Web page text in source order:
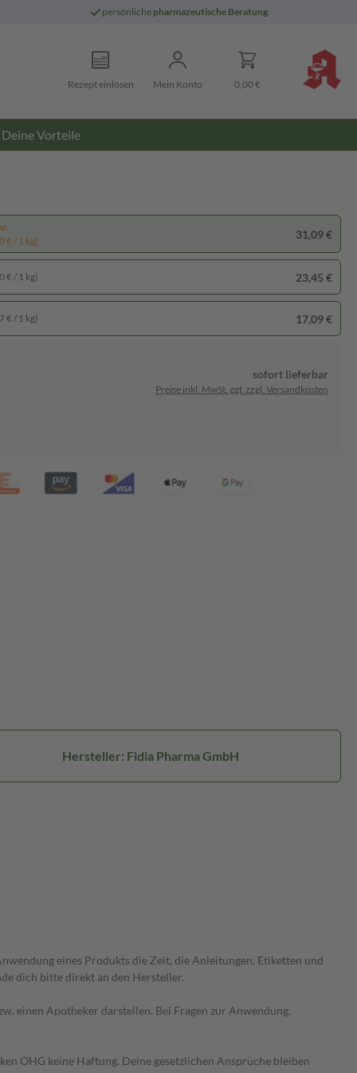
persönliche pharmazeutische Beratung
Rezept einlösen Mein Konto 0,00 €
Deine Vorteile
€ / 1 kg)
31,09 €
€ / 1 kg) 23,45 €
€ / 1 kg) 17,09 €
sofort lieferbar
Preise inkl. MwSt. ggf. zzgl. Versandkosten
Hersteller: Fidia Pharma GmbH
eines Produkts die Zeit, die Anleitungen, Etiketten und
dich bitte direkt an den Hersteller.
einen Apotheker darstellen. Bei Fragen zur Anwendung,
OHG keine Haftung. Deine gesetzlichen Ansprüche bleiben